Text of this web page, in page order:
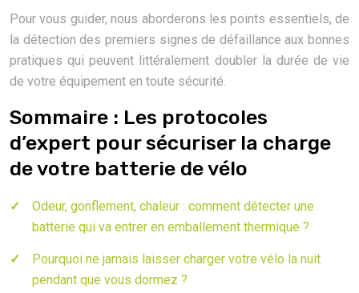
Pour vous guider, nous aborderons les points essentiels, de
la détection des premiers signes de défaillance aux bonnes
pratiques qui peuvent littéralement doubler la durée de vie
de votre équipement en toute sécurité.
Sommaire : Les protocoles
d’expert pour sécuriser la charge
de votre batterie de vélo
Odeur, gonflement, chaleur : comment détecter une
batterie qui va entrer en emballement thermique ?
Pourquoi ne jamais laisser charger votre vélo la nuit
pendant que vous dormez ?